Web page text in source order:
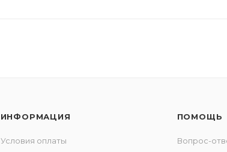
ИНФОРМАЦИЯ
Условия оплаты
ПОМОЩЬ
Вопрос-